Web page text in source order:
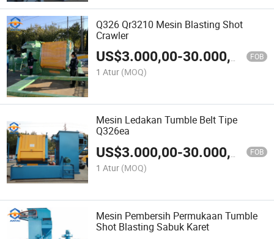
Q326 Qr3210 Mesin Blasting Shot
Crawler
US$3.000,00-30.000,00 FOB
1 Atur (MOQ)
Mesin Ledakan Tumble Belt Tipe
Q326ea
US$3.000,00-30.000,00 FOB
1 Atur (MOQ)
Mesin Pembersih Permukaan Tumble
Shot Blasting Sabuk Karet